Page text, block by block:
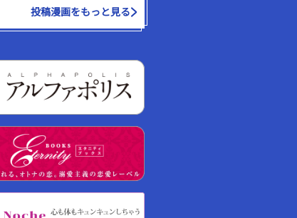
投稿漫画をもっと見る